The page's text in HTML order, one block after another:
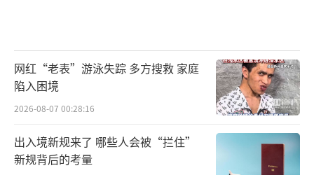
网红“老表”游泳失踪 多方搜救 家庭
陷入困境
2026-08-07 00:28:16
出入境新规来了 哪些人会被“拦住”
新规背后的考量